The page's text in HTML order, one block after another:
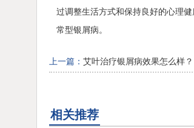
过调整生活方式和保持良好的心理
常型银屑病。
上一篇： 艾叶治疗银屑病效果怎么样？
相关推荐